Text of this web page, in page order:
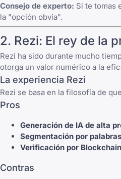
Consejo de experto: Si te tomas
la "opción obvia".
2. Rezi: El rey de la
Rezi ha sido durante mucho
otorga un valor numérico a la
La experiencia Rezi
Rezi se basa en la filosofía de
Pros
Generación de IA de alta
Segmentación por
Verificación por
Contras